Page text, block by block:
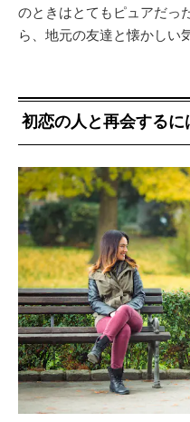
のときはとてもピュアだっ
ら、地元の友達と懐かしい
初恋の人と再会する